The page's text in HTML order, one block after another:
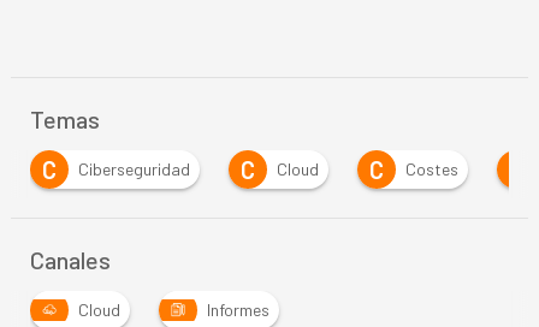
Temas
C
Cloud C Costes E Edge E
Canales
Cloud Informes